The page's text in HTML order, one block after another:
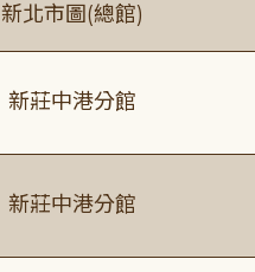
新北市圖(總館)
新莊中港分館
新莊中港分館